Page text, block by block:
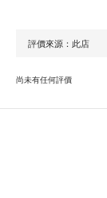
尚未有任何評價